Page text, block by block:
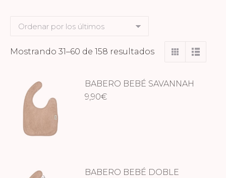
Mostrando 31–60 de 158 resultadosOrdenado
los
BABERO BEBÉ SAVANNAH
SAND
9,90€
BABERO BEBÉ DOBLE